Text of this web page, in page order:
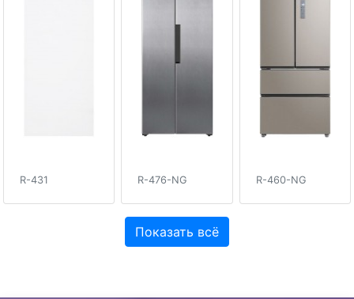
R-431 R-476-NG R-460-NG
Показать всё